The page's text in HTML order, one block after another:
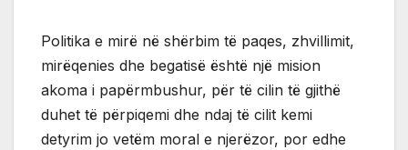
Politika e mirë në shërbim të paqes, zhvillimit,
mirëqenies dhe begatisë është një mision
akoma i papërmbushur, për të cilin të gjithë
duhet të përpiqemi dhe ndaj të cilit kemi
detyrim jo vetëm moral e njerëzor, por edhe